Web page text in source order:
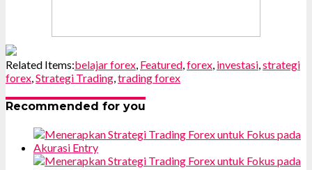
Related Items:belajar forex, Featured,forex, investasi,strategi
forex,Strategi Trading,trading forex
Recommended for you